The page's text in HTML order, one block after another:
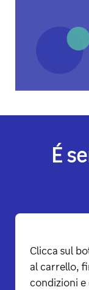
É
Clicca sul
al carrello,
condizioni